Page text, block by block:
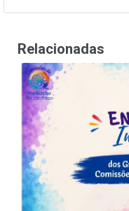
Relacionadas